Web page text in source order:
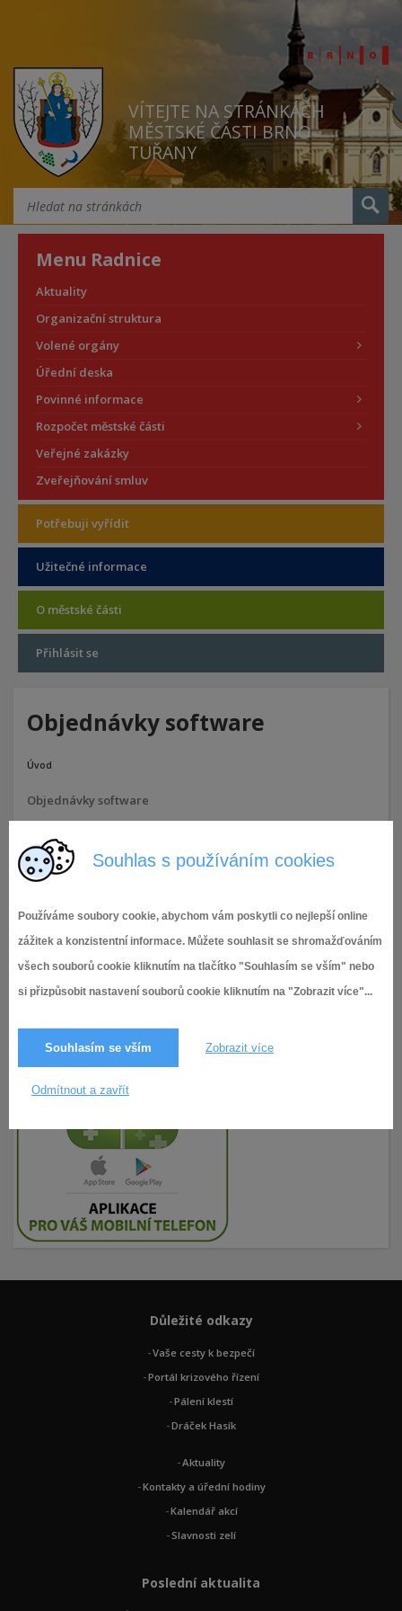
Souhlas s používáním cookies
Používáme soubory cookie, abychom vám poskytli co nejlepší online
zážitek a konzistentní informace. Můžete souhlasit se shromažďováním
všech souborů cookie kliknutím na tlačítko "Souhlasím se vším" nebo
si přizpůsobit nastavení souborů cookie kliknutím na "Zobrazit více"...
Souhlasím se vším Zobrazit více
Odmítnout a zavřít
VÍTEJTE NA STRÁNKÁCH
MĚSTSKÉ ČÁSTI BRNO
TUŘANY
Menu Radnice
Aktuality
Organizační struktura
Volené orgány
Úřední deska
Povinné informace
Rozpočet městské části
Veřejné zakázky
Zveřejňování smluv
Potřebuji vyřídit
Užitečné informace
O městské části
Přihlásit se
Objednávky software
Úvod
Objednávky software
28.12.2021
Důležité odkazy
Vaše cesty k bezpečí
Portál krizového řízení
Pálení klestí
Dráček Hasík
Aktuality
Kontakty a úřední hodiny
Kalendář akcí
Slavnosti zelí
Poslední aktualita